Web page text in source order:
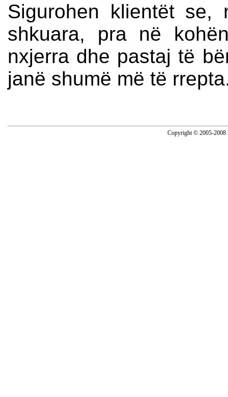
Sigurohen klientët
shkuara, pra në
nxjerra dhe pastaj të
janë shumë më të
Copyright © 2005-